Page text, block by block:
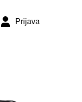
Prijava